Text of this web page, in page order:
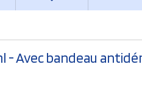
- Avec bandeau